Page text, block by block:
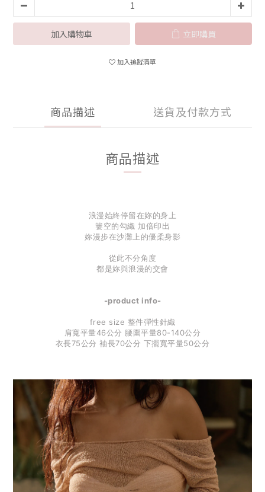
加入購物車 立即購買
加入追蹤清單
商品描述 送貨及付款方式
商品描述
浪漫始終停留在妳的身上
簍空的勾織 加倍印出
妳漫步在沙灘上的優柔身影
從此不分角度
都是妳與浪漫的交會
-product info-
free size 整件彈性針織
肩寬平量46公分 腰圍平量80-140公分
衣長75公分 袖長70公分 下擺寬平量50公分